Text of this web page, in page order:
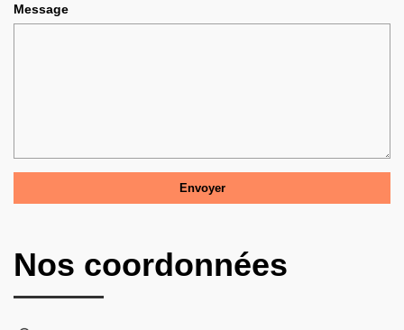
Message
Nos coordonnées